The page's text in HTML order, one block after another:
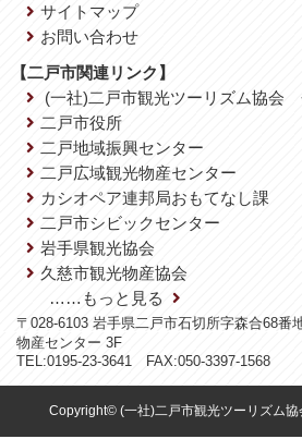
サイトマップ
お問い合わせ
【二戸市関連リンク】
(一社)二戸市観光ツーリズム協会
二戸市役所
二戸地域振興センター
二戸広域観光物産センター
カシオペア連邦局おもてなし課
二戸市シビックセンター
岩手県観光協会
久慈市観光物産協会
……もっと見る
〒028-6103 岩手県二戸市石切所字森合68番
物産センター 3F
TEL:0195-23-3641 FAX:050-3397-1568
Copyright© (一社)二戸市観光ツーリズム協